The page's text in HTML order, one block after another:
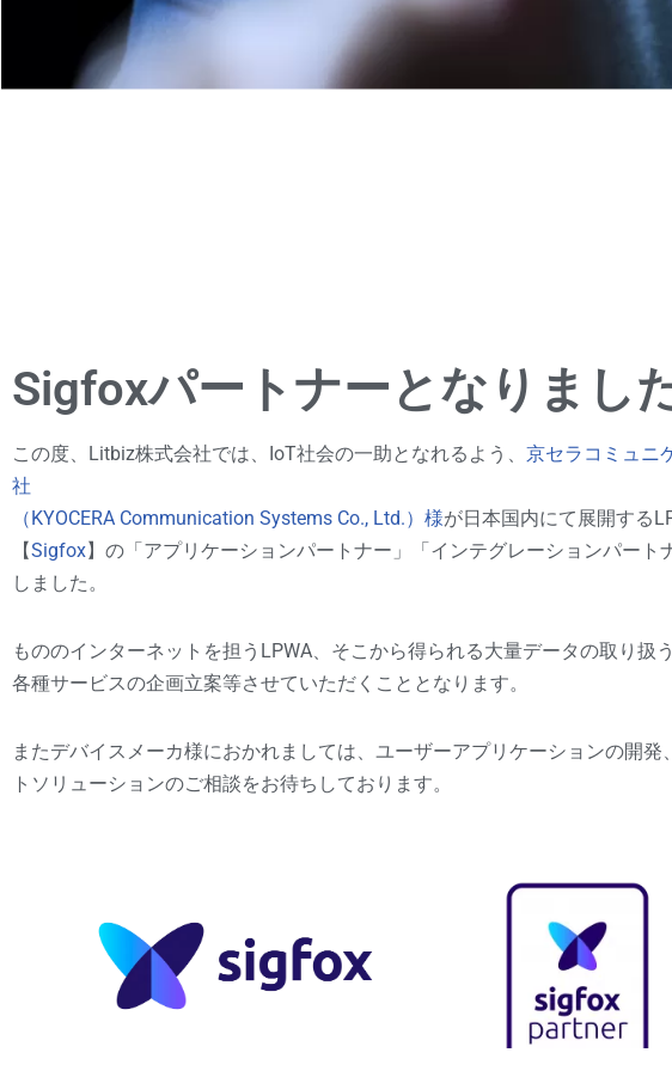
Sigfoxパートナーとなりました
この度、Litbiz株式会社では、IoT社会の一助となれるよう、 京セラコミュニ
社
（KYOCERA Communication Systems Co., Ltd.）様が日本国内にて展開する
【Sigfox】の「アプリケーションパートナー」「インテグレーションパート
しました。
もののインターネットを担うLPWA、そこから得られる大量データの取り扱
各種サービスの企画立案等させていただくこととなります。
またデバイスメーカ様におかれましては、ユーザーアプリケーションの開発
トソリューションのご相談をお待ちしております。